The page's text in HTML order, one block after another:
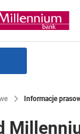
Millennium
Informacje